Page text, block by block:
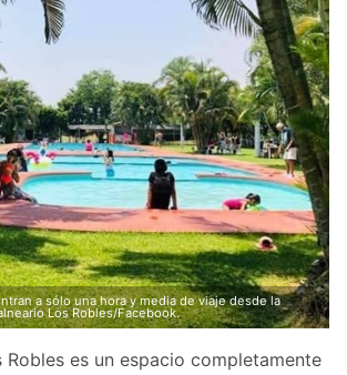
a sólo una hora y media de viaje desde la
Los Robles/Facebook.
Robles es un espacio completamente